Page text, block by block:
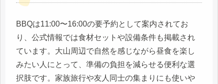
BBQは11:00〜16:00の要予約として案内されてお
り、公式情報では食材セットや設備条件も掲載され
ています。大山周辺で自然を感じながら昼食を楽し
みたい人にとって、準備の負担を減らせる便利な選
択肢です。家族旅行や友人同士の集まりにも使いや